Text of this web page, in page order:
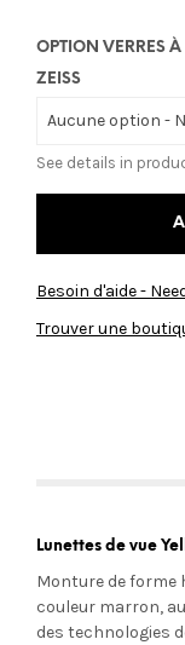
OPTION VERRES
ZEISS
See details in
Besoin d'aide -
Trouver une
Lunettes de vue
Monture de forme
couleur marron,
des technologies